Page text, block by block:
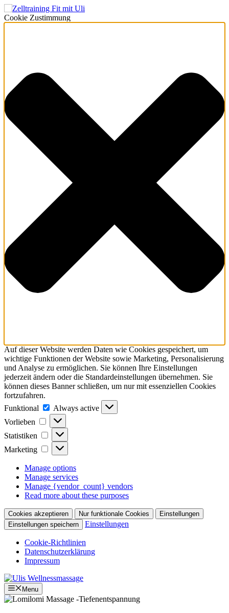
Cookie Zustimmung
Auf dieser Website werden Daten wie Cookies gespeichert, um
wichtige Funktionen der Website sowie Marketing, Personalisierung
und Analyse zu ermöglichen. Sie können Ihre Einstellungen
jederzeit ändern oder die Standardeinstellungen übernehmen. Sie
können dieses Banner schließen, um nur mit essenziellen Cookies
fortzufahren.
Funktional
Funktional
Always active
Vorlieben
Vorlieben
Statistiken Statistiken
Marketing Marketing
Manage options
Manage services
Manage {vendor_count} vendors
Read more about these purposes
Cookies akzeptieren Nur funktionale Cookies
Einstellungen
Einstellungen speichern
Einstellungen
Cookie-Richtlinien
Datenschutzerklärung
Impressum
Skip
to
content
Menu